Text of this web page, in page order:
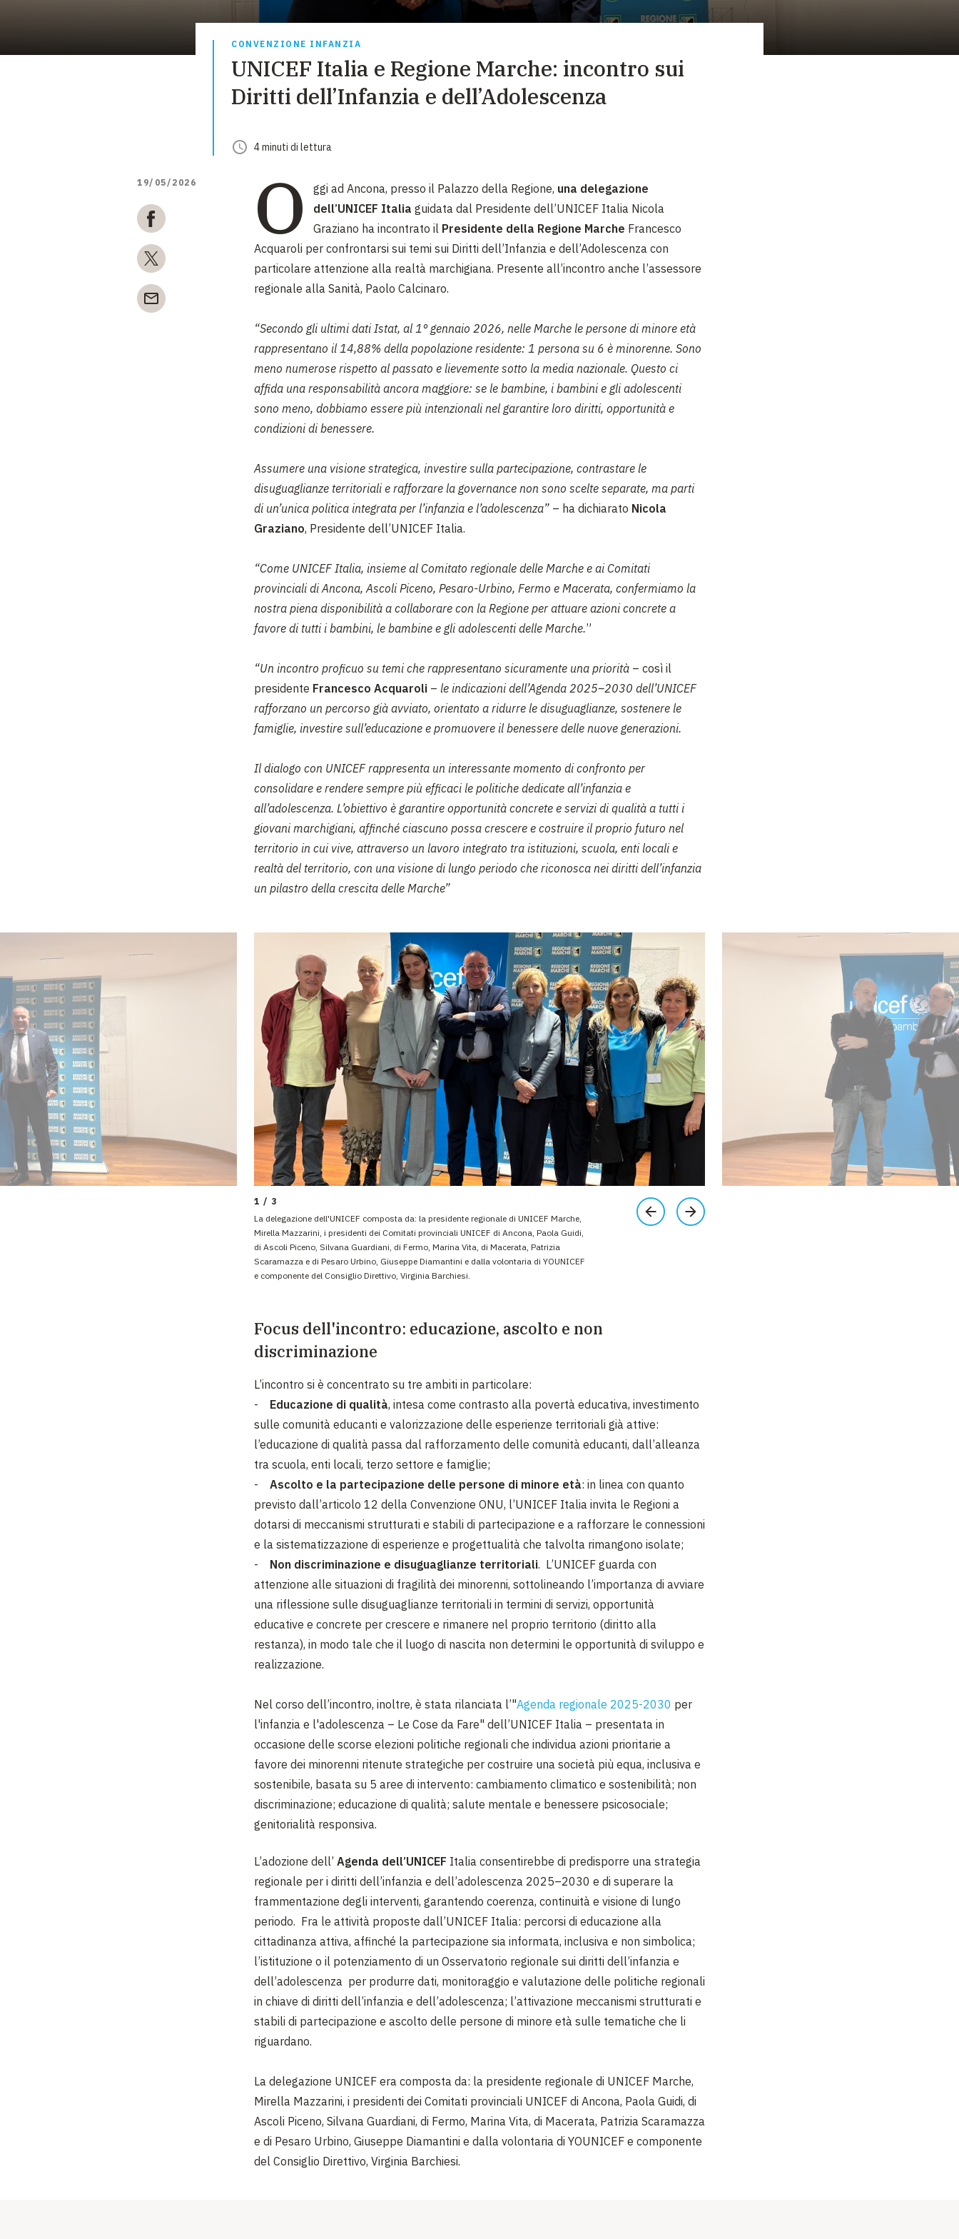
DIVERSI MODI PER DONARE. SCEGLI IL PIÙ
CONVENZIONE INFANZIA
UNICEF Italia e Regione Marche: incontro sui
Diritti dell’Infanzia e dell’Adolescenza
4minuti di lettura
19/05/2026 O ggi ad Ancona, presso il Palazzo della Regione, una delegazione
dell’UNICEF Italia guidata dal Presidente dell’UNICEF Italia Nicola
Graziano ha incontrato il Presidente della Regione Marche Francesco
Acquaroli per confrontarsi sui temi sui Diritti dell’Infanzia e dell’Adolescenza con
particolare attenzione alla realtà marchigiana. Presente all’incontro anche l’assessore
regionale alla Sanità, Paolo Calcinaro.
“Secondo gli ultimi dati Istat, al 1° gennaio 2026, nelle Marche le persone di minore età
rappresentano il 14,88% della popolazione residente: 1 persona su 6 è minorenne. Sono
meno numerose rispetto al passato e lievemente sotto la media nazionale. Questo ci
affida una responsabilità ancora maggiore: se le bambine, i bambini e gli adolescenti
sono meno, dobbiamo essere più intenzionali nel garantire loro diritti, opportunità e
condizioni di benessere.
Assumere una visione strategica, investire sulla partecipazione, contrastare le
disuguaglianze territoriali e rafforzare la governance non sono scelte separate, ma parti
di un’unica politica integrata per l’infanzia e l’adolescenza” – ha dichiarato Nicola
Graziano, Presidente dell’UNICEF Italia.
“Come UNICEF Italia, insieme al Comitato regionale delle Marche e ai Comitati
provinciali di Ancona, Ascoli Piceno, Pesaro-Urbino, Fermo e Macerata, confermiamo la
nostra piena disponibilità a collaborare con la Regione per attuare azioni concrete a
favore di tutti i bambini, le bambine e gli adolescenti delle Marche.”
“Un incontro proficuo su temi che rappresentano sicuramente una priorità – così il
presidente Francesco Acquaroli – le indicazioni dell’Agenda 2025–2030 dell’UNICEF
rafforzano un percorso già avviato, orientato a ridurre le disuguaglianze, sostenere le
famiglie, investire sull’educazione e promuovere il benessere delle nuove generazioni.
Il dialogo con UNICEF rappresenta un interessante momento di confronto per
consolidare e rendere sempre più efficaci le politiche dedicate all’infanzia e
all’adolescenza. L’obiettivo è garantire opportunità concrete e servizi di qualità a tutti i
giovani marchigiani, affinché ciascuno possa crescere e costruire il proprio futuro nel
territorio in cui vive, attraverso un lavoro integrato tra istituzioni, scuola, enti locali e
realtà del territorio, con una visione di lungo periodo che riconosca nei diritti dell’infanzia
un pilastro della crescita delle Marche”
1 / 3
La delegazione dell'UNICEF composta da: la presidente regionale di UNICEF Marche,
Mirella Mazzarini, i presidenti dei Comitati provinciali UNICEF di Ancona, Paola Guidi,
di Ascoli Piceno, Silvana Guardiani, di Fermo, Marina Vita, di Macerata, Patrizia
Scaramazza e di Pesaro Urbino, Giuseppe Diamantini e dalla volontaria di YOUNICEF
e componente del Consiglio Direttivo, Virginia Barchiesi.
Focus dell'incontro: educazione, ascolto e non
discriminazione
L’incontro si è concentrato su tre ambiti in particolare:
-
Educazione di qualità, intesa come contrasto alla povertà educativa, investimento
sulle comunità educanti e valorizzazione delle esperienze territoriali già attive:
l’educazione di qualità passa dal rafforzamento delle comunità educanti, dall’alleanza
tra scuola, enti locali, terzo settore e famiglie;
-
Ascolto e la partecipazione delle persone di minore età: in linea con quanto
previsto dall’articolo 12 della Convenzione ONU, l’UNICEF Italia invita le Regioni a
dotarsi di meccanismi strutturati e stabili di partecipazione e a rafforzare le connessioni
e la sistematizzazione di esperienze e progettualità che talvolta rimangono isolate;
- Non discriminazione e disuguaglianze territoriali. L’UNICEF guarda con
attenzione alle situazioni di fragilità dei minorenni, sottolineando l’importanza di avviare
una riflessione sulle disuguaglianze territoriali in termini di servizi, opportunità
educative e concrete per crescere e rimanere nel proprio territorio (diritto alla
restanza), in modo tale che il luogo di nascita non determini le opportunità di sviluppo e
realizzazione.
Nel corso dell’incontro, inoltre, è stata rilanciata l’"Agenda regionale 2025-2030 per
l'infanzia e l'adolescenza – Le Cose da Fare" dell’UNICEF Italia – presentata in
occasione delle scorse elezioni politiche regionali che individua azioni prioritarie a
favore dei minorenni ritenute strategiche per costruire una società più equa, inclusiva e
sostenibile, basata su 5 aree di intervento: cambiamento climatico e sostenibilità; non
discriminazione; educazione di qualità; salute mentale e benessere psicosociale;
genitorialità responsiva.
L’adozione dell’ Agenda dell’UNICEF Italia consentirebbe di predisporre una strategia
regionale per i diritti dell’infanzia e dell’adolescenza 2025–2030 e di superare la
frammentazione degli interventi, garantendo coerenza, continuità e visione di lungo
periodo. Fra le attività proposte dall’UNICEF Italia: percorsi di educazione alla
cittadinanza attiva, affinché la partecipazione sia informata, inclusiva e non simbolica;
l’istituzione o il potenziamento di un Osservatorio regionale sui diritti dell’infanzia e
dell’adolescenza per produrre dati, monitoraggio e valutazione delle politiche regionali
in chiave di diritti dell’infanzia e dell’adolescenza; l’attivazione meccanismi strutturati e
stabili di partecipazione e ascolto delle persone di minore età sulle tematiche che li
riguardano.
La delegazione UNICEF era composta da: la presidente regionale di UNICEF Marche,
Mirella Mazzarini, i presidenti dei Comitati provinciali UNICEF di Ancona, Paola Guidi, di
Ascoli Piceno, Silvana Guardiani, di Fermo, Marina Vita, di Macerata, Patrizia Scaramazza
e di Pesaro Urbino, Giuseppe Diamantini e dalla volontaria di YOUNICEF e componente
del Consiglio Direttivo, Virginia Barchiesi.